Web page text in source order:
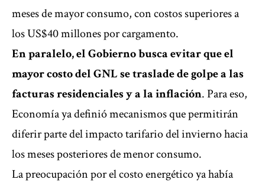
meses de mayor consumo, con costos superiores a
los US$40 millones por cargamento.
En paralelo, el Gobierno busca evitar que el
mayor costo del GNL se traslade de golpe a las
facturas residenciales y a la inflación. Para eso,
Economía ya definió mecanismos que permitirán
diferir parte del impacto tarifario del invierno hacia
los meses posteriores de menor consumo.
La preocupación por el costo energético ya había